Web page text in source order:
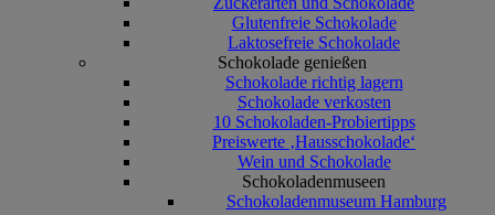
Glutenfreie Schokolade
Laktosefreie Schokolade
Schokolade genießen
Schokolade richtig lagern
Schokolade verkosten
10 Schokoladen-Probiertipps
Preiswerte ‚Hausschokolade‘
Wein und Schokolade
Schokoladenmuseen
Schokoladenmuseum Hamburg